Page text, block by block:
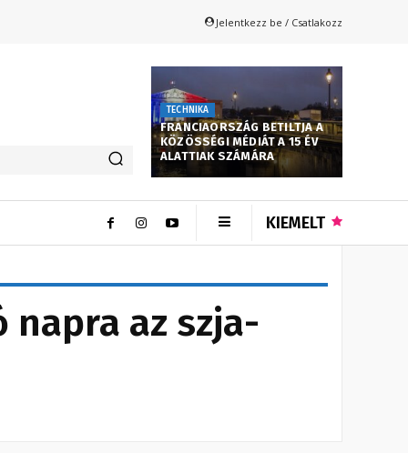
Jelentkezz be / Csatlakozz
TECHNIKA
FRANCIAORSZÁG BETILTJA A
KÖZÖSSÉGI MÉDIÁT A 15 ÉV
ALATTIAK SZÁMÁRA
KIEMELT
az szja-